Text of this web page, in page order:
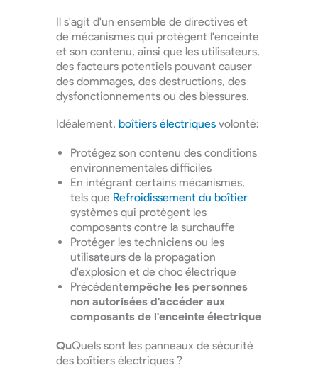
Il s'agit d'un ensemble de directives et
de mécanismes qui protègent l'enceinte
et son contenu, ainsi que les utilisateurs,
des facteurs potentiels pouvant causer
des dommages, des destructions, des
dysfonctionnements ou des blessures.
Idéalement, boîtiers électriques volonté:
Protégez son contenu des conditions
environnementales difficiles
En intégrant certains mécanismes,
tels que Refroidissement du boîtier
systèmes qui protègent les
composants contre la surchauffe
Protéger les techniciens ou les
utilisateurs de la propagation
d'explosion et de choc électrique
Précédentempêche les personnes
non autorisées d'accéder aux
composants de l'enceinte électrique
QuQuels sont les panneaux de sécurité
des boîtiers électriques ?